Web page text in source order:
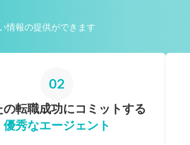
情報の提供ができます
02
の転職成功にコミットする
優秀なエージェント